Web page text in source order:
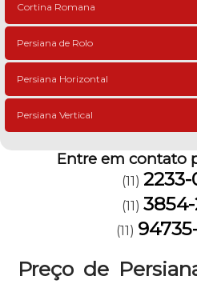
Cortina Romana
Persiana de Rolo
Persiana Horizontal
Persiana Vertical
Entre em contato
(11)
(11)
(11)
Preço de